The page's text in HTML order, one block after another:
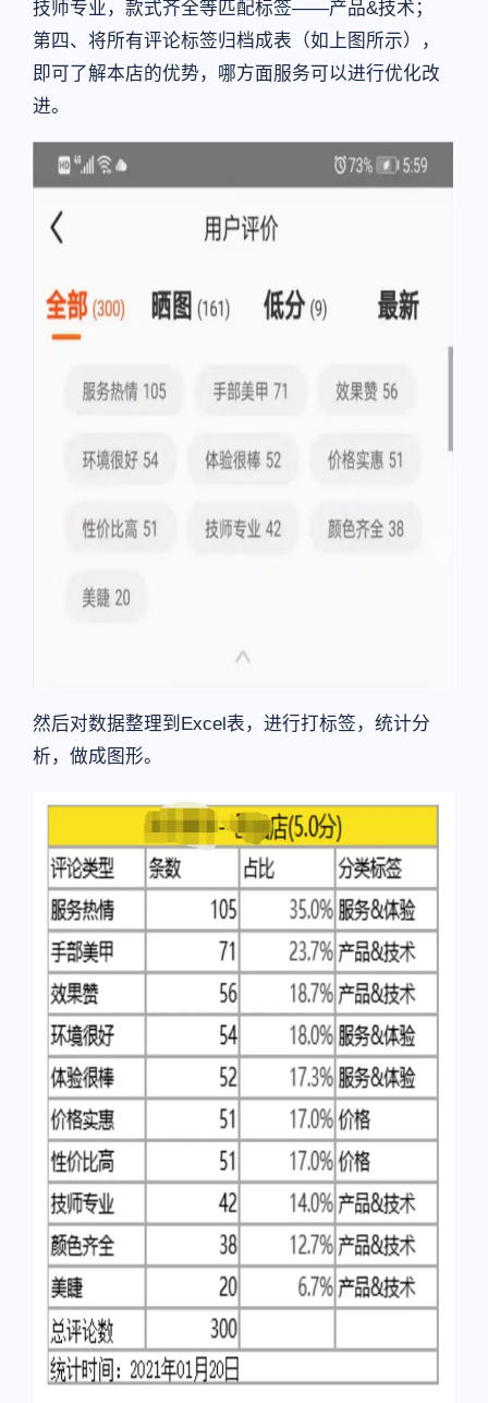
技师专业，款式齐全等匹配标签——产品&技术；
第四、将所有评论标签归档成表（如上图所示），
即可了解本店的优势，哪方面服务可以进行优化改
进。
然后对数据整理到Excel表，进行打标签，统计分
析，做成图形。